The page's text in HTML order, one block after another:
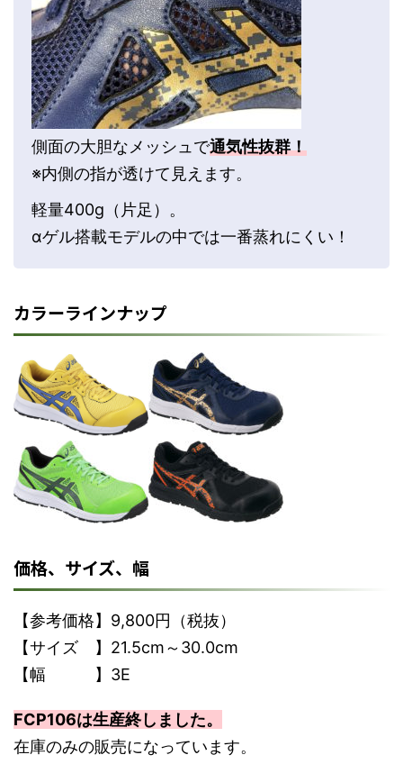
側面の大胆なメッシュで通気性抜群！
※内側の指が透けて見えます。
軽量400g（片足）。
αゲル搭載モデルの中では一番蒸れにくい！
カラーラインナップ
価格、サイズ、幅
【参考価格】9,800円（税抜）
【サイズ 】21.5cm～30.0cm
【幅 】3E
FCP106は生産終しました。
在庫のみの販売になっています。